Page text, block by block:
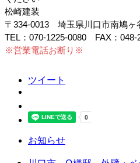
松崎建装
〒334-0013 埼玉県川口市南鳩ヶ
TEL：070-1225-0080 FAX：048-
※営業電話お断り※
ツイート
お知らせ